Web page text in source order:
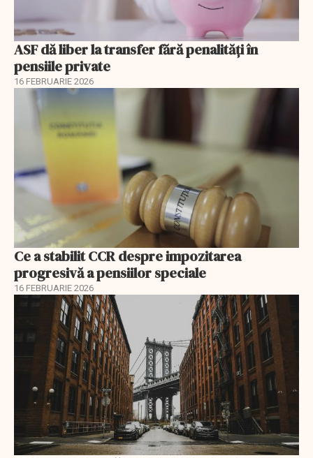
ASF dă liber la transfer fără penalități în
pensiile private
16 FEBRUARIE 2026
Ce a stabilit CCR despre impozitarea
progresivă a pensiilor speciale
16 FEBRUARIE 2026